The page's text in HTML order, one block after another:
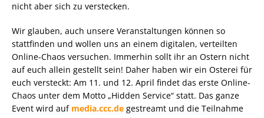
nicht aber sich zu verstecken.
Wir glauben, auch unsere Veranstaltungen können so
stattfinden und wollen uns an einem digitalen, verteilten
Online-Chaos versuchen. Immerhin sollt ihr an Ostern nicht
auf euch allein gestellt sein! Daher haben wir ein Osterei für
euch versteckt: Am 11. und 12. April findet das erste Online-
Chaos unter dem Motto „Hidden Service“ statt. Das ganze
Event wird auf media.ccc.de gestreamt und die Teilnahme